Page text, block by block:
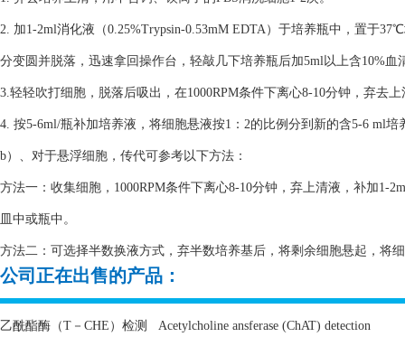
2. 加1-2ml消化液（0.25%Trypsin-0.53mM EDTA）于培养瓶中，置于
分变圆并脱落，迅速拿回操作台，轻敲几下培养瓶后加5ml以上含10%血
3.轻轻吹打细胞，脱落后吸出，在1000RPM条件下离心8-10分钟，弃去
4. 按5-6ml/瓶补加培养液，将细胞悬液按1：2的比例分到新的含5-6 ml培
b）、对于悬浮细胞，传代可参考以下方法：
方法一：收集细胞，1000RPM条件下离心8-10分钟，弃上清液，补加1-
皿中或瓶中。
方法二：可选择半数换液方式，弃半数培养基后，将剩余细胞悬起，将
公司正在出售的产品：
乙酰酯酶（T － CHE ）检测 Acetylcholine ansferase (ChAT) detection